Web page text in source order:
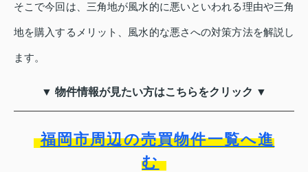
そこで今回は、三角地が風水的に悪いといわれる理由や三角
地を購入するメリット、風水的な悪さへの対策方法を解説し
ます。
▼ 物件情報が見たい方はこちらをクリック ▼
福岡市周辺の売買物件一覧へ進
む